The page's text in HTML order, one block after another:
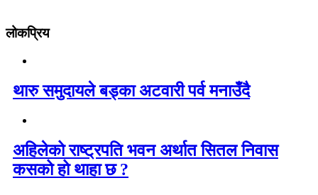
लोकप्रिय
थारु समुदायले बड्का अटवारी पर्व मनाउँदै
अहिलेको राष्ट्रपति भवन अर्थात सितल निवास
कसको हो थाहा छ ?